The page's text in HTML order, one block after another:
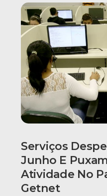
Serviços
Junho E
Atividade No
Getnet